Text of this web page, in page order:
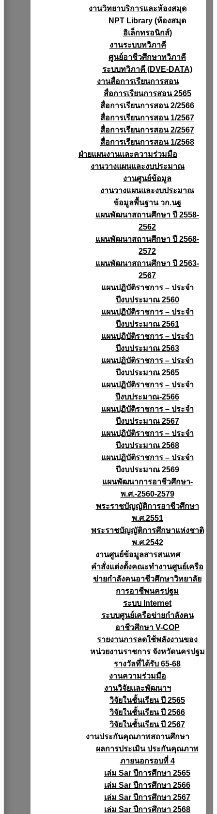
งานวิทยาบริการเเละห้องสมุด
NPT Library (ห้องสมุด
อิเล็กทรอนิกส์)
งานระบบทวิภาคี
ศูนย์อาชีวศึกษาทวิภาคี
ระบบทวิภาคี (DVE-DATA)
งานสื่อการเรียนการสอน
สื่อการเรียนการสอน 2565
สื่อการเรียนการสอน 2/2566
สื่อการเรียนการสอน 1/2567
สื่อการเรียนการสอน 2/2567
สื่อการเรียนการสอน 1/2568
ฝ่ายแผนงานเเละความร่วมมือ
งานวางแผนเเละงบประมาณ
งานศูนย์ข้อมูล
งานวางแผนและงบประมาณ
ข้อมูลพื้นฐาน วก.นฐ
แผนพัฒนาสถานศึกษา ปี 2558-
2562
แผนพัฒนาสถานศึกษา ปี 2568-
2572
แผนพัฒนาสถานศึกษา ปี 2563-
2567
แผนปฏิบัติราชการ – ประจำ
ปีงบประมาณ 2560
แผนปฏิบัติราชการ – ประจำ
ปีงบประมาณ 2561
แผนปฏิบัติราชการ – ประจำ
ปีงบประมาณ 2563
แผนปฏิบัติราชการ – ประจำ
ปีงบประมาณ 2565
แผนปฏิบัติราชการ – ประจำ
ปีงบประมาณ-2566
แผนปฏิบัติราชการ – ประจำ
ปีงบประมาณ 2567
แผนปฏิบัติราชการ – ประจำ
ปีงบประมาณ 2568
แผนปฏิบัติราชการ – ประจำ
ปีงบประมาณ 2569
แผนพัฒนาการอาชีวศึกษา-
พ.ศ.-2560-2579
พระราชบัญญัติการอาชีวศึกษา
พ.ศ.2551
พระราชบัญญัติการศึกษาแห่งชาติ
พ.ศ.2542
งานศูนย์ข้อมูลสารสนเทศ
คำสั่งแต่งตั้งคณะทำงานศูนย์เครือ
ข่ายกำลังคนอาชีวศึกษาวิทยาลัย
การอาชีพนครปฐม
ระบบ Internet
ระบบศูนย์เครือข่ายกำลังคน
อาชีวศึกษา V-COP
รายงานการลดใช้พลังงานของ
หน่วยงานราชการ จังหวัดนครปฐม
รางวัลที่ได้รับ 65-68
งานความร่วมมือ
งานวิจัยเเละพัฒนาฯ
วิจัยในชั้นเรียน ปี 2565
วิจัยในชั้นเรียน ปี 2566
วิจัยในชั้นเรียน ปี 2567
งานประกันคุณภาพสถานศึกษา
ผลการประเมิน ประกันคุณภาพ
ภายนอกรอบที่ 4
เล่ม Sar ปีการศึกษา 2565
เล่ม Sar ปีการศึกษา 2566
เล่ม Sar ปีการศึกษา 2567
เล่ม Sar ปีการศึกษา 2568